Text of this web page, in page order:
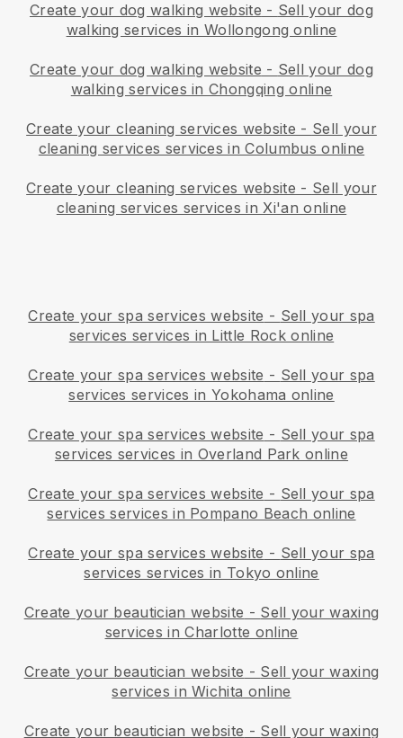
Create your dog walking website - Sell your dog
walking services in Wollongong online
Create your dog walking website - Sell your dog
walking services in Chongqing online
Create your cleaning services website - Sell your
cleaning services services in Columbus online
Create your cleaning services website - Sell your
cleaning services services in Xi'an online
Create your spa services website - Sell your spa
services services in Little Rock online
Create your spa services website - Sell your spa
services services in Yokohama online
Create your spa services website - Sell your spa
services services in Overland Park online
Create your spa services website - Sell your spa
services services in Pompano Beach online
Create your spa services website - Sell your spa
services services in Tokyo online
Create your beautician website - Sell your waxing
services in Charlotte online
Create your beautician website - Sell your waxing
services in Wichita online
Create your beautician website - Sell your waxing